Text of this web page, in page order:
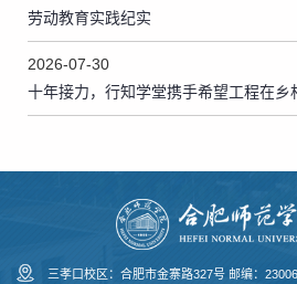
劳动教育实践纪实
2026-07-30
十年接力，行知学堂携手希望工程在乡
三孝口校区：合肥市金寨路327号 邮编：